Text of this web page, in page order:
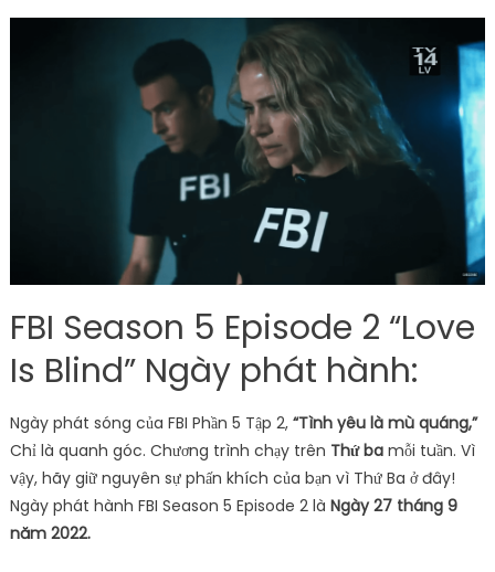
FBI Season 5 Episode 2 “Love
Is Blind” Ngày phát hành:
Ngày phát sóng của FBI Phần 5 Tập 2, “Tình yêu là mù quáng,”
Chỉ là quanh góc. Chương trình chạy trên Thứ bamỗi tuần. Vì
vậy, hãy giữ nguyên sự phấn khích của bạn vì Thứ Ba ở đây!
Ngày phát hành FBI Season 5 Episode 2 là Ngày 27 tháng 9
năm 2022.